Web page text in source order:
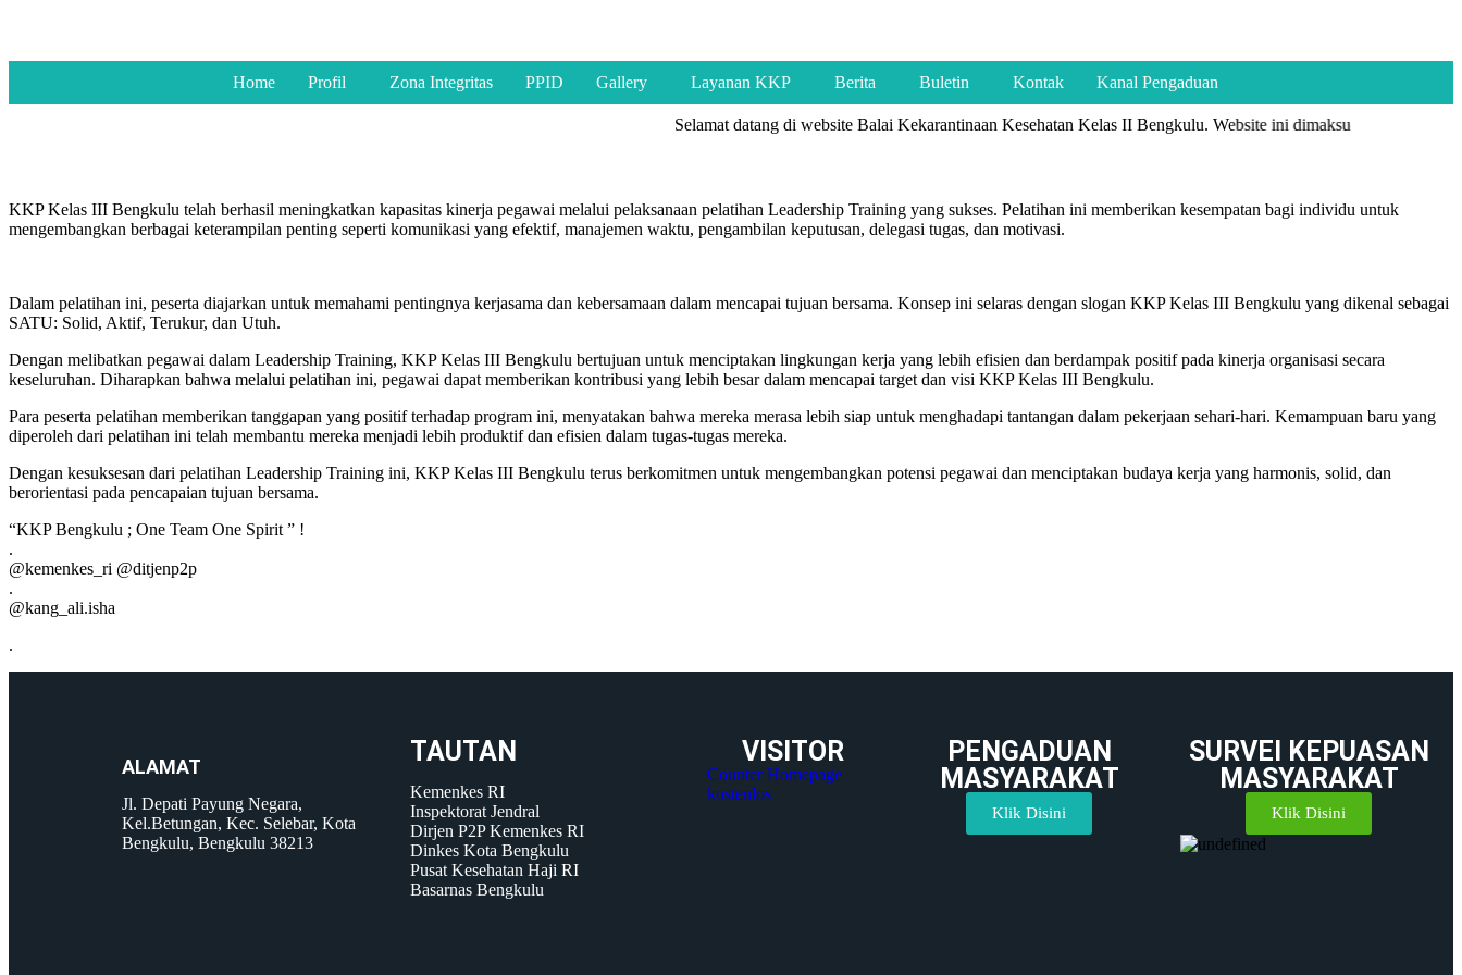
Home Profil Zona Integritas PPID Gallery Layanan KKP Berita Buletin Kontak Kanal Pengaduan
Selamat datang di website Balai Kekarantinaan Kesehatan Kelas II Bengkulu. Website ini dimaksudkan sebagai
KKP Kelas III Bengkulu telah berhasil meningkatkan kapasitas kinerja pegawai melalui pelaksanaan pelatihan Leadership Training yang sukses. Pelatihan ini memberikan kesempatan bagi individu untuk
mengembangkan berbagai keterampilan penting seperti komunikasi yang efektif, manajemen waktu, pengambilan keputusan, delegasi tugas, dan motivasi.
Dalam pelatihan ini, peserta diajarkan untuk memahami pentingnya kerjasama dan kebersamaan dalam mencapai tujuan bersama. Konsep ini selaras dengan slogan KKP Kelas III Bengkulu yang dikenal sebagai
SATU: Solid, Aktif, Terukur, dan Utuh.
Dengan melibatkan pegawai dalam Leadership Training, KKP Kelas III Bengkulu bertujuan untuk menciptakan lingkungan kerja yang lebih efisien dan berdampak positif pada kinerja organisasi secara
keseluruhan. Diharapkan bahwa melalui pelatihan ini, pegawai dapat memberikan kontribusi yang lebih besar dalam mencapai target dan visi KKP Kelas III Bengkulu.
Para peserta pelatihan memberikan tanggapan yang positif terhadap program ini, menyatakan bahwa mereka merasa lebih siap untuk menghadapi tantangan dalam pekerjaan sehari-hari. Kemampuan baru yang
diperoleh dari pelatihan ini telah membantu mereka menjadi lebih produktif dan efisien dalam tugas-tugas mereka.
Dengan kesuksesan dari pelatihan Leadership Training ini, KKP Kelas III Bengkulu terus berkomitmen untuk mengembangkan potensi pegawai dan menciptakan budaya kerja yang harmonis, solid, dan
berorientasi pada pencapaian tujuan bersama.
“KKP Bengkulu ; One Team One Spirit ” !
.
@kemenkes_ri @ditjenp2p
.
@kang_ali.isha
.
ALAMAT
Jl. Depati Payung Negara,
Kel.Betungan, Kec. Selebar, Kota
Bengkulu, Bengkulu 38213
TAUTAN
Kemenkes RI
Inspektorat Jendral
Dirjen P2P Kemenkes RI
Dinkes Kota Bengkulu
Pusat Kesehatan Haji RI
Basarnas Bengkulu
VISITOR
Counter Homepage
kostenlos
PENGADUAN
MASYARAKAT
Klik Disini
SURVEI KEPUASAN
MASYARAKAT
Klik Disini